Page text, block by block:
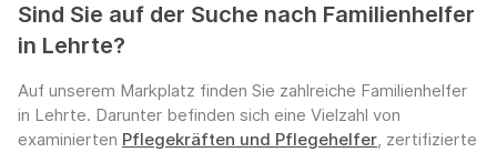
Sind Sie auf der Suche nach Familienhelfer
in Lehrte?
Auf unserem Markplatz finden Sie zahlreiche Familienhelfer
in Lehrte. Darunter befinden sich eine Vielzahl von
examinierten Pflegekräften und Pflegehelfer, zertifizierte